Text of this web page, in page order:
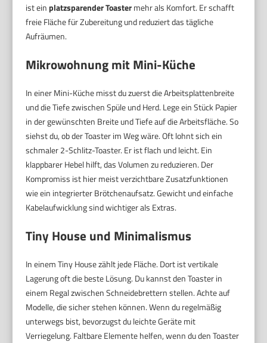
ist einplatzsparender Toastermehr als Komfort. Er schafft
freie Fläche für Zubereitung und reduziert das tägliche
Aufräumen.
Mikrowohnung mit Mini-Küche
In einer Mini-Küche misst du zuerst die Arbeitsplattenbreite
und die Tiefe zwischen Spüle und Herd. Lege ein Stück Papier
in der gewünschten Breite und Tiefe auf die Arbeitsfläche. So
siehst du, ob der Toaster im Weg wäre. Oft lohnt sich ein
schmaler 2-Schlitz-Toaster. Er ist flach und leicht. Ein
klappbarer Hebel hilft, das Volumen zu reduzieren. Der
Kompromiss ist hier meist verzichtbare Zusatzfunktionen
wie ein integrierter Brötchenaufsatz. Gewicht und einfache
Kabelaufwicklung sind wichtiger als Extras.
Tiny House und Minimalismus
In einem Tiny House zählt jede Fläche. Dort ist vertikale
Lagerung oft die beste Lösung. Du kannst den Toaster in
einem Regal zwischen Schneidebrettern stellen. Achte auf
Modelle, die sicher stehen können. Wenn du regelmäßig
unterwegs bist, bevorzugst du leichte Geräte mit
Verriegelung. Faltbare Elemente helfen, wenn du den Toaster